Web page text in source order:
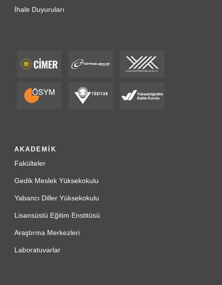
İhale Duyuruları
AKADEMİK
Fakülteler
Gedik Meslek Yüksekokulu
Yabancı Diller Yüksekokulu
Lisansüstü Eğitim Enstitüsü
Araştırma Merkezleri
Laboratuvarlar